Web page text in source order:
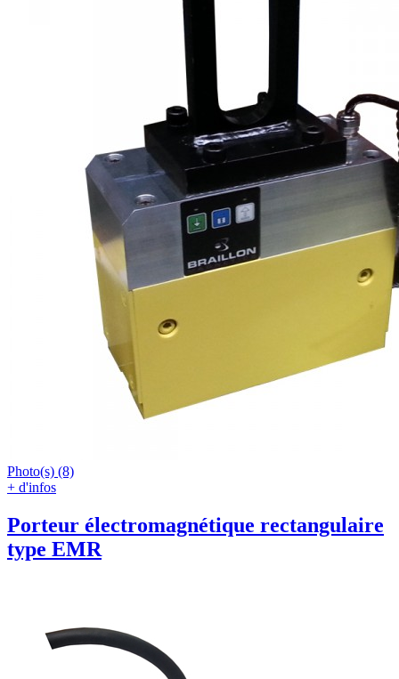
Photo(s) (8)
+ d'infos
Porteur électromagnétique rectangulaire
type EMR